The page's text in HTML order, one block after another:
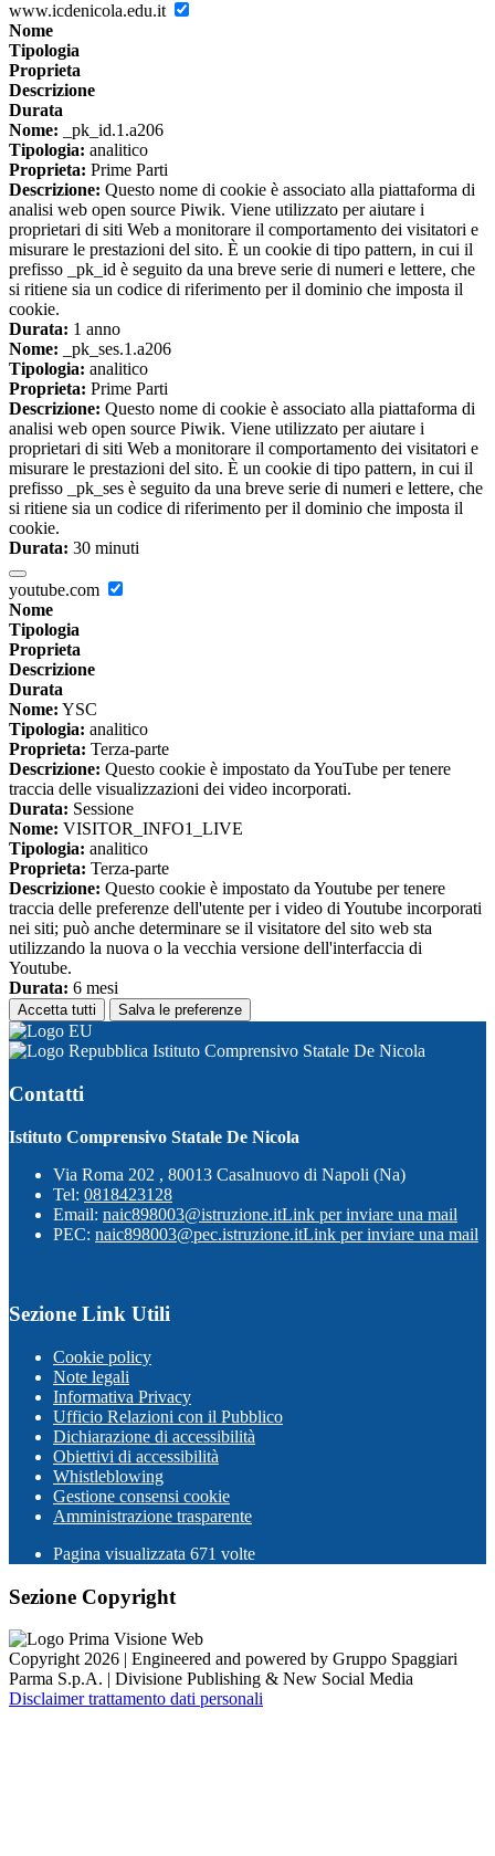
www.icdenicola.edu.it
Nome
Tipologia
Proprieta
Descrizione
Durata
Nome: _pk_id.1.a206
Tipologia: analitico
Proprieta: Prime Parti
Descrizione: Questo nome di cookie è associato alla piattaforma di
analisi web open source Piwik. Viene utilizzato per aiutare i
proprietari di siti Web a monitorare il comportamento dei visitatori e
misurare le prestazioni del sito. È un cookie di tipo pattern, in cui il
prefisso _pk_id è seguito da una breve serie di numeri e lettere, che
si ritiene sia un codice di riferimento per il dominio che imposta il
cookie.
Durata: 1 anno
Nome: _pk_ses.1.a206
Tipologia: analitico
Proprieta: Prime Parti
Descrizione: Questo nome di cookie è associato alla piattaforma di
analisi web open source Piwik. Viene utilizzato per aiutare i
proprietari di siti Web a monitorare il comportamento dei visitatori e
misurare le prestazioni del sito. È un cookie di tipo pattern, in cui il
prefisso _pk_ses è seguito da una breve serie di numeri e lettere, che
si ritiene sia un codice di riferimento per il dominio che imposta il
cookie.
Durata: 30 minuti
youtube.com
Nome
Tipologia
Proprieta
Descrizione
Durata
Nome: YSC
Tipologia: analitico
Proprieta: Terza-parte
Descrizione: Questo cookie è impostato da YouTube per tenere
traccia delle visualizzazioni dei video incorporati.
Durata: Sessione
Nome: VISITOR_INFO1_LIVE
Tipologia: analitico
Proprieta: Terza-parte
Descrizione: Questo cookie è impostato da Youtube per tenere
traccia delle preferenze dell'utente per i video di Youtube incorporati
nei siti; può anche determinare se il visitatore del sito web sta
utilizzando la nuova o la vecchia versione dell'interfaccia di
Youtube.
Durata: 6 mesi
Accetta tutti Salva le preferenze
Istituto Comprensivo Statale De Nicola
Contatti
Istituto Comprensivo Statale De Nicola
Via Roma 202 , 80013 Casalnuovo di Napoli (Na)
Tel: 0818423128
Email: naic898003@istruzione.itLink per inviare una mail
PEC: naic898003@pec.istruzione.itLink per inviare una mail
Sezione Link Utili
Cookie policy
Note legali
Informativa Privacy
Ufficio Relazioni con il Pubblico
Dichiarazione di accessibilità
Obiettivi di accessibilità
Whistleblowing
Gestione consensi cookie
Amministrazione trasparente
Pagina visualizzata 671 volte
Sezione Copyright
Copyright 2026 | Engineered and powered by Gruppo Spaggiari
Parma S.p.A. | Divisione Publishing & New Social Media
Disclaimer trattamento dati personali